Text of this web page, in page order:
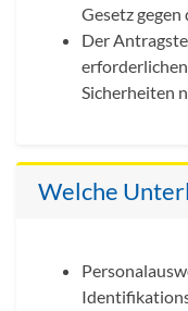
Gesetz
Der
Sicherheiten
Welche